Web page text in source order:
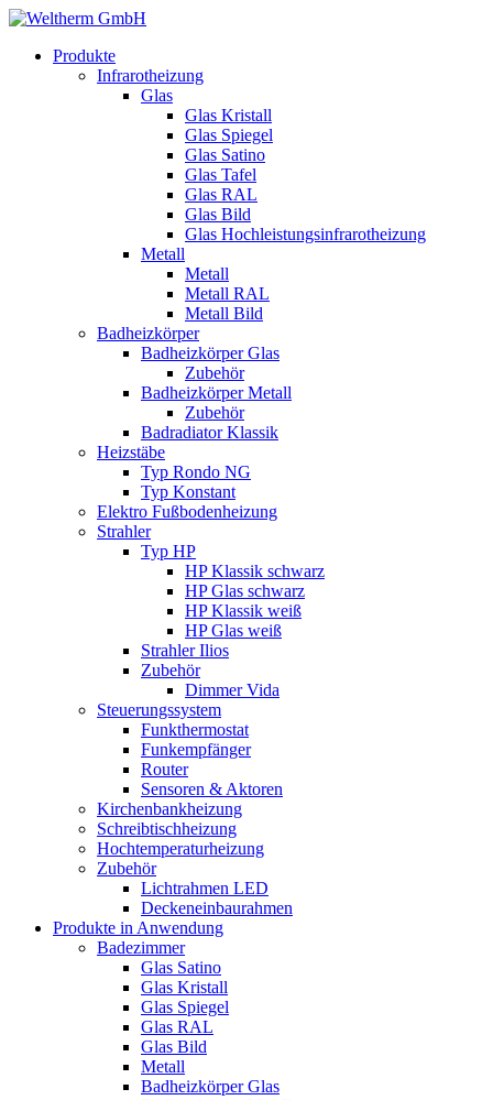
Produkte
Infrarotheizung
Glas
Glas Kristall
Glas Spiegel
Glas Satino
Glas Tafel
Glas RAL
Glas Bild
Glas Hochleistungsinfrarotheizung
Metall
Metall
Metall RAL
Metall Bild
Badheizkörper
Badheizkörper Glas
Zubehör
Badheizkörper Metall
Zubehör
Badradiator Klassik
Heizstäbe
Typ Rondo NG
Typ Konstant
Elektro Fußbodenheizung
Strahler
Typ HP
HP Klassik schwarz
HP Glas schwarz
HP Klassik weiß
HP Glas weiß
Strahler Ilios
Zubehör
Dimmer Vida
Steuerungssystem
Funkthermostat
Funkempfänger
Router
Sensoren & Aktoren
Kirchenbankheizung
Schreibtischheizung
Hochtemperaturheizung
Zubehör
Lichtrahmen LED
Deckeneinbaurahmen
Produkte in Anwendung
Badezimmer
Glas Satino
Glas Kristall
Glas Spiegel
Glas RAL
Glas Bild
Metall
Badheizkörper Glas